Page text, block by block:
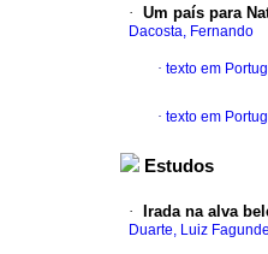
· Um país para
Dacosta, Fernando
· texto em
· texto em
Estudos
· Irada na alva
Duarte, Luiz